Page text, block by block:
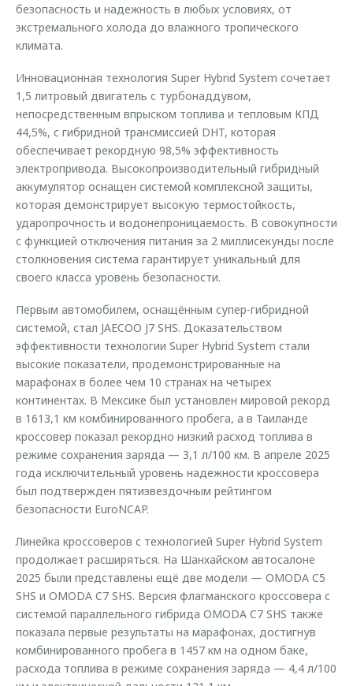
безопасность и надежность в любых условиях, от
экстремального холода до влажного тропического
климата.
Инновационная технология Super Hybrid System сочетает
1,5 литровый двигатель с турбонаддувом,
непосредственным впрыском топлива и тепловым КПД
44,5%, с гибридной трансмиссией DHT, которая
обеспечивает рекордную 98,5% эффективность
электропривода. Высокопроизводительный гибридный
аккумулятор оснащен системой комплексной защиты,
которая демонстрирует высокую термостойкость,
ударопрочность и водонепроницаемость. В совокупности
с функцией отключения питания за 2 миллисекунды после
столкновения система гарантирует уникальный для
своего класса уровень безопасности.
Первым автомобилем, оснащённым супер-гибридной
системой, стал JAECOO J7 SHS. Доказательством
эффективности технологии Super Hybrid System стали
высокие показатели, продемонстрированные на
марафонах в более чем 10 странах на четырех
континентах. В Мексике был установлен мировой рекорд
в 1613,1 км комбинированного пробега, а в Таиланде
кроссовер показал рекордно низкий расход топлива в
режиме сохранения заряда — 3,1 л/100 км. В апреле 2025
года исключительный уровень надежности кроссовера
был подтвержден пятизвездочным рейтингом
безопасности EuroNCAP.
Линейка кроссоверов с технологией Super Hybrid System
продолжает расширяться. На Шанхайском автосалоне
2025 были представлены ещё две модели — OMODA C5
SHS и OMODA C7 SHS. Версия флагманского кроссовера с
системой параллельного гибрида OMODA C7 SHS также
показала первые результаты на марафонах, достигнув
комбинированного пробега в 1457 км на одном баке,
расхода топлива в режиме сохранения заряда — 4,4 л/100